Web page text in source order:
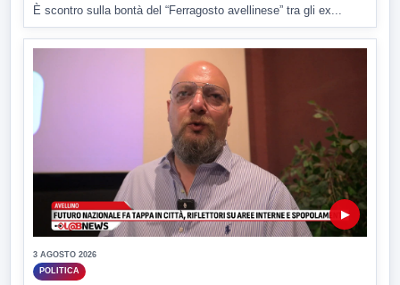
È scontro sulla bontà del “Ferragosto avellinese” tra gli ex...
▶
3 AGOSTO 2026
POLITICA